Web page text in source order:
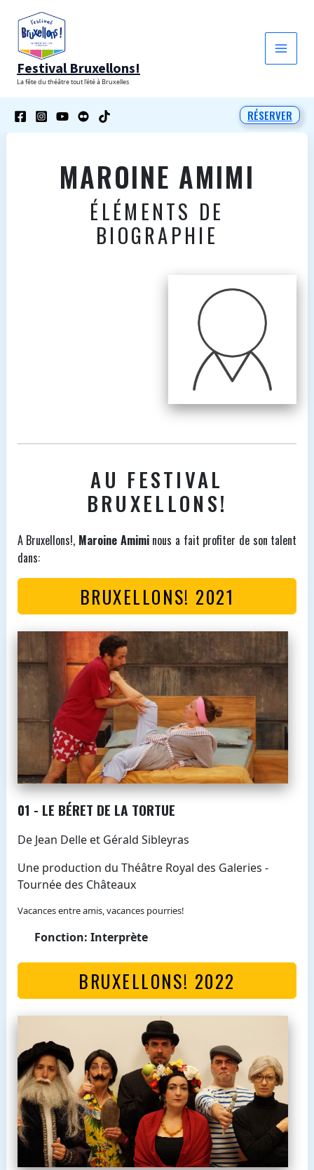
contenu
Festival Bruxellons!
La fête du théâtre tout l'été à Bruxelles
RÉSERVER
MAROINE AMIMI
ÉLÉMENTS DE
BIOGRAPHIE
AU FESTIVAL
BRUXELLONS!
A Bruxellons!, Maroine Amiminous a fait profiter de son talent
dans:
BRUXELLONS! 2021
01 - LE BÉRET DE LA TORTUE
De Jean Delle et Gérald Sibleyras
Une production du Théâtre Royal des Galeries -
Tournée des Châteaux
Vacances entre amis, vacances pourries!
Fonction: Interprète
BRUXELLONS! 2022